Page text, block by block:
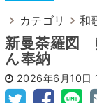
カテゴリ 和
新曼荼羅図
ん奉納
2026年6月10日